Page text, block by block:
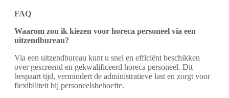
FAQ
Waarom zou ik kiezen voor horeca personeel via een
uitzendbureau?
Via een uitzendbureau kunt u snel en efficiënt beschikken
over gescreend en gekwalificeerd horeca personeel. Dit
bespaart tijd, vermindert de administratieve last en zorgt voor
flexibiliteit bij personeelsbehoefte.